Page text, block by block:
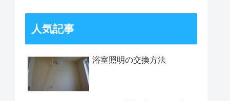
人気記事
浴室照明の交換方法